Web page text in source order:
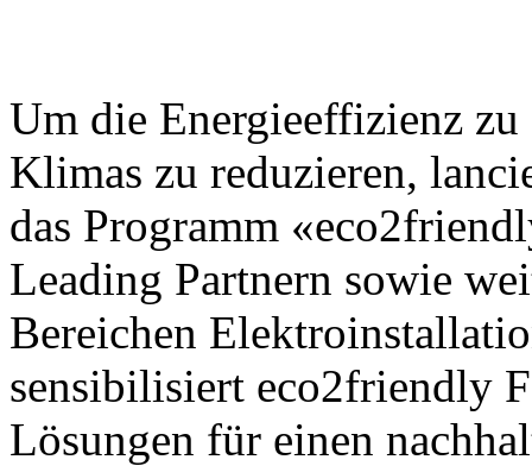
Um die Energieeffizienz
Klimas zu reduzieren,
das Programm
Leading Partnern sowie
Bereichen
sensibilisiert eco2friendly
Lösungen für einen